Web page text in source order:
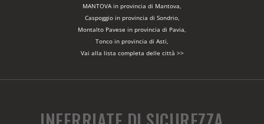
MANTOVA in provincia di Mantova,
Caspoggio in provincia di Sondrio,
Montalto Pavese in provincia di Pavia,
Tonco in provincia di Asti,
Vai alla lista completa delle città >>